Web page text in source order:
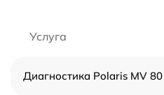
Услуга
Диагностика Polaris MV 80